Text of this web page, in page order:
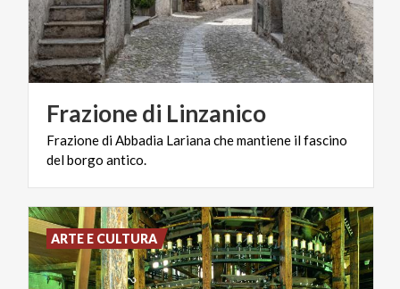
Frazionedi Linzanico
FrazionediAbbadia Larianachemantiene ilfascino
delborgo antico.
ARTE E CULTURA